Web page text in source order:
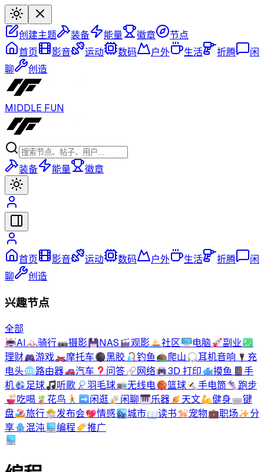
创建主题 装备 能量 徽章
节点
首页
影音 运动 数码 户外 生活 折腾
闲
聊
创造
MIDDLE FUN
装备 能量 徽章
首页 影音 运动 数码 户外 生活 折腾
闲
聊
创造
兴趣节点
全部
🤖AI🚲骑行📷摄影💾NAS🎬观影⛵社区🖥️电脑🚀副业💹
理财🎮游戏🏍️摩托车⚫黑胶 🎣钓鱼⛰️爬山🎧耳机音响 🔌 充
电头🌐路由器🚗汽车 ❓ 问答🔗网络🖨️3D 打印🐟摸鱼 📱手
机⚽足球🎵听歌 🏸羽毛球📻无线电🏀篮球🔦手电筒👟跑步
🍜吃喝 🪴 花鸟 🚶‍➡️闲逛🍻闲聊🎹乐器🪐天文💪健身⌨️键
盘🏖️旅行🐣发布会💖情感🏙️城市📖读书🐕宠物💼职场✨分
享🪬混沌💻编程🏷️推广
💻